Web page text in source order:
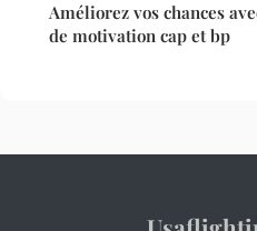
Améliorez vos chances
de motivation cap et bp